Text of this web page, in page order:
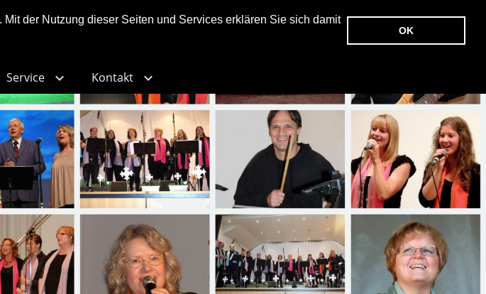
der Nutzung dieser Seiten und Services erklären Sie sich damit
OK
Service Kontakt